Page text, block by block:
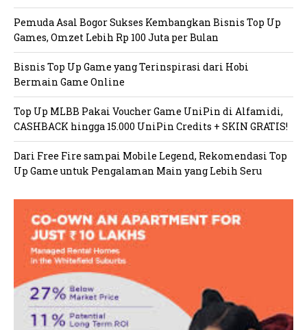
Pemuda Asal Bogor Sukses Kembangkan Bisnis Top Up
Games, Omzet Lebih Rp 100 Juta per Bulan
Bisnis Top Up Game yang Terinspirasi dari Hobi
Bermain Game Online
Top Up MLBB Pakai Voucher Game UniPin di Alfamidi,
CASHBACK hingga 15.000 UniPin Credits + SKIN GRATIS!
Dari Free Fire sampai Mobile Legend, Rekomendasi Top
Up Game untuk Pengalaman Main yang Lebih Seru